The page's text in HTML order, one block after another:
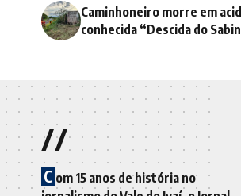
Caminhoneiro morre em
conhecida “Descida do
//
C om 15 anos de história no